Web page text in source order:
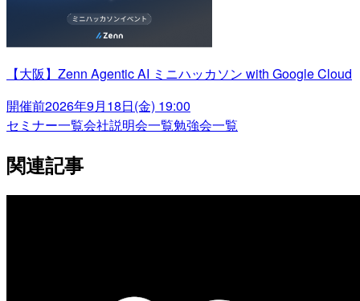
【大阪】Zenn Agentic AI ミニハッカソン with Google Cloud
開催前2026年9月18日(金) 19:00
セミナー一覧会社説明会一覧勉強会一覧
関連記事